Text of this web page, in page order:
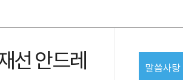
선 안드레
말씀사탕